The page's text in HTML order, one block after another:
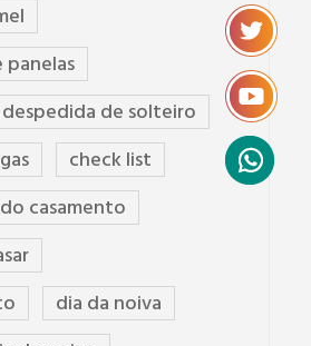
despedida de solteiro
check list
casamento
dia da noiva